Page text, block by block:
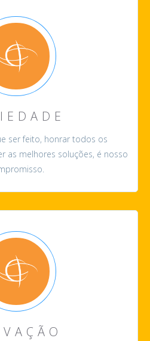
ser feito, honrar todos os
as melhores soluções, é nosso